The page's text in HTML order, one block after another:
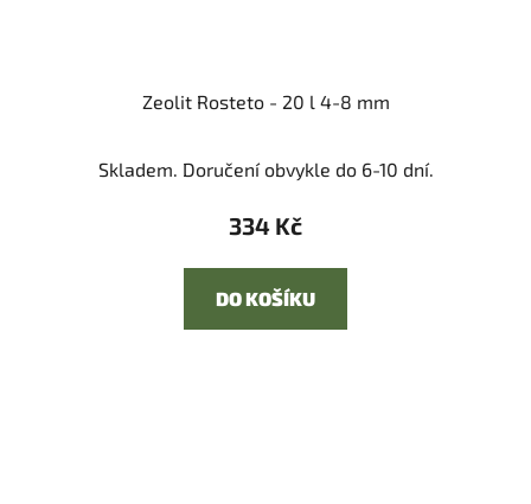
Zeolit Rosteto - 20 l 4-8 mm
Skladem. Doručení obvykle do 6-10 dní.
334 Kč
DO KOŠÍKU